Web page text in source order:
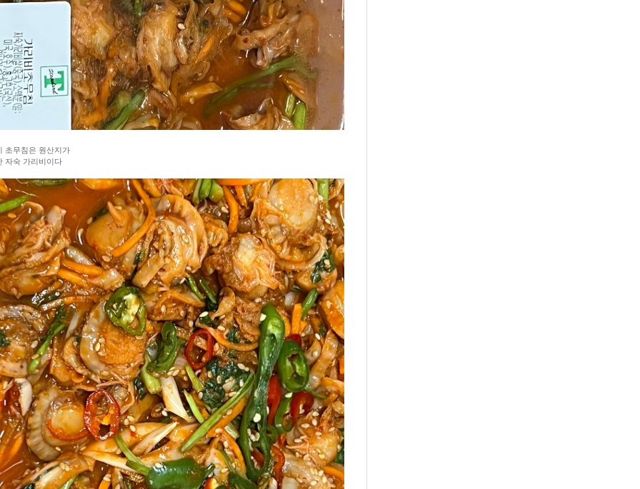
초무침은 원산지가
자숙 가리비이다